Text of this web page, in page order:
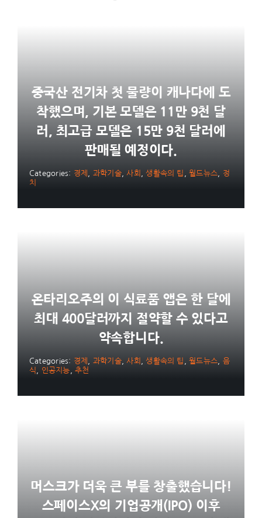
중국산 전기차 첫 물량이 캐나다에 도
착했으며, 기본 모델은 11만 9천 달
러, 최고급 모델은 15만 9천 달러에
판매될 예정이다.
Categories: 경제 과학기술,사회 ,생활속의 팁 ,월드뉴스
정
치
온타리오주의 이 식료품 앱은 한 달에
최대 400달러까지 절약할 수 있다고
약속합니다.
Categories: 경제 과학기술,사회 ,생활속의 팁 ,월드뉴스
음
식
인공지능 ,추천
머스크가 더욱 큰 부를 창출했습니다!
스페이스X의 기업공개(IPO) 이후